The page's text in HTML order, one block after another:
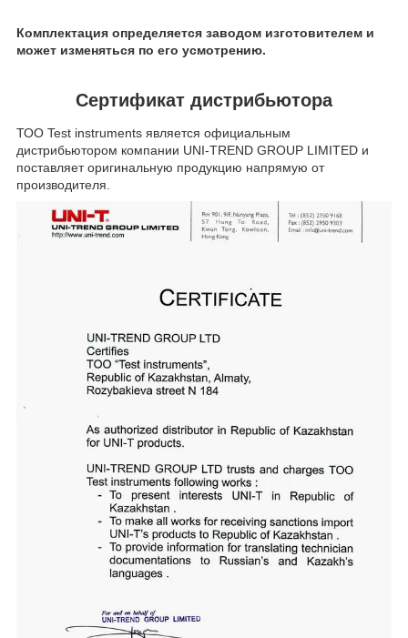
Комплектация определяется заводом изготовителем и
может изменяться по его усмотрению.​
Сертификат дистрибьютора
ТОО Test instruments является официальным
дистрибьютором компании UNI-TREND GROUP LIMITED и
поставляет оригинальную продукцию напрямую от
производителя.